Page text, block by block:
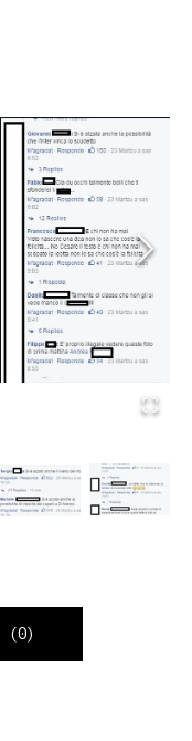
(0)